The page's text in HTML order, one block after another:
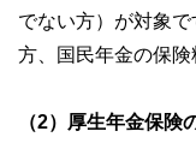
でない方）が対象
方、国民年金の保険
（2）厚生年金保険